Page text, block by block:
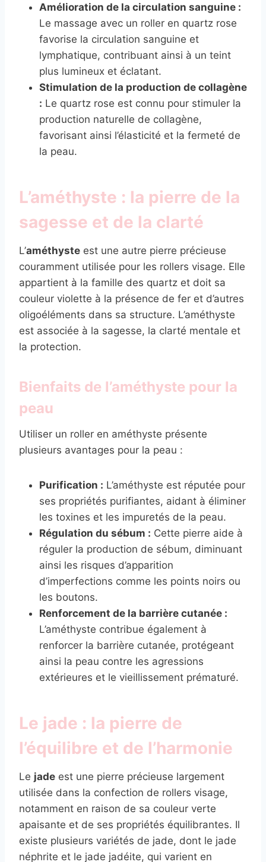
Amélioration de la circulation sanguine :
Le massage avec un roller en quartz rose
favorise la circulation sanguine et
lymphatique, contribuant ainsi à un teint
plus lumineux et éclatant.
Stimulation de la production de collagène
: Le quartz rose est connu pour stimuler la
production naturelle de collagène,
favorisant ainsi l’élasticité et la fermeté de
la peau.
L’améthyste : la pierre de la
sagesse et de la clarté
L’améthyste est une autre pierre précieuse
couramment utilisée pour les rollers visage. Elle
appartient à la famille des quartz et doit sa
couleur violette à la présence de fer et d’autres
oligoéléments dans sa structure. L’améthyste
est associée à la sagesse, la clarté mentale et
la protection.
Bienfaits de l’améthyste pour la
peau
Utiliser un roller en améthyste présente
plusieurs avantages pour la peau :
Purification : L’améthyste est réputée pour
ses propriétés purifiantes, aidant à éliminer
les toxines et les impuretés de la peau.
Régulation du sébum : Cette pierre aide à
réguler la production de sébum, diminuant
ainsi les risques d’apparition
d’imperfections comme les points noirs ou
les boutons.
Renforcement de la barrière cutanée :
L’améthyste contribue également à
renforcer la barrière cutanée, protégeant
ainsi la peau contre les agressions
extérieures et le vieillissement prématuré.
Le jade : la pierre de
l’équilibre et de l’harmonie
Le jade est une pierre précieuse largement
utilisée dans la confection de rollers visage,
notamment en raison de sa couleur verte
apaisante et de ses propriétés équilibrantes. Il
existe plusieurs variétés de jade, dont le jade
néphrite et le jade jadéite, qui varient en